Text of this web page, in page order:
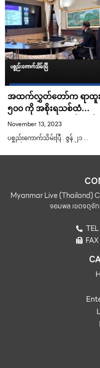
အထက်လွှတ်တော်က ရာထူ
၅၀၀ ကို အစိုးရသစ်ထံ
အာဏာလွှဲပေးဖို့ စီစဉ်နေပါ
တယ်။
November 13, 2023
ပစ္စည်းကောက်သိမ်းပြီ . ဇွန် ၂၁ …
Myanmar Live (Thailand)
จอมพล เขตจตุจั